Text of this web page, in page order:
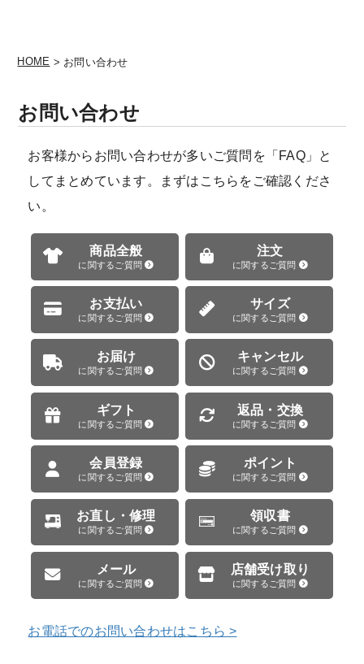
HOME > お問い合わせ
お問い合わせ
お客様からお問い合わせが多いご質問を「FAQ」と
してまとめています。まずはこちらをご確認くださ
い。
商品全般
に関するご質問
注文
に関するご質問
お支払い
に関するご質問
サイズ
に関するご質問
お届け
に関するご質問
キャンセル
に関するご質問
ギフト
に関するご質問
返品・交換
に関するご質問
会員登録
に関するご質問
ポイント
に関するご質問
お直し・修理
に関するご質問
領収書
に関するご質問
メール
に関するご質問
店舗受け取り
に関するご質問
お電話でのお問い合わせはこちら >